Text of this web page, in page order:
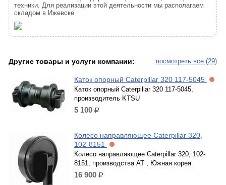
техники. Для реализации этой деятельности мы располагаем
складом в Ижевске
посмотреть все (29)
Другие товары и услуги компании:
Каток опорный Caterpillar 320 117-5045
Каток опорный Caterpillar 320 117-5045,
производитель KTSU
5 100 р.
Колесо направляющее Caterpillar 320,
102-8151
Колесо направляющее Caterpillar 320, 102-
8151, производства AT , Южная корея
16 900 р.